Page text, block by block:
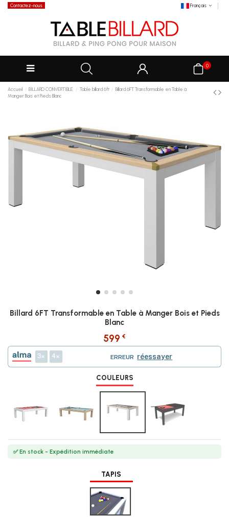
Contactez-nous Français
0
Accueil BILLARD CONVERTIBLE Table billard 6ft
Billard 6FT Transformable en Table à
Manger Bois et Pieds Blanc
Billard 6FT Transformable en Table à Manger Bois et Pieds
Blanc
599 €
3 4 ERREUR réessayer
COULEURS
✅ En stock - Expédition immédiate
TAPIS
Gris